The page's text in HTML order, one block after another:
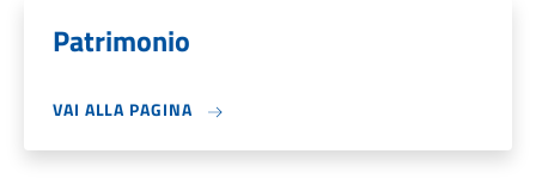
Patrimonio
VAI ALLA PAGINA